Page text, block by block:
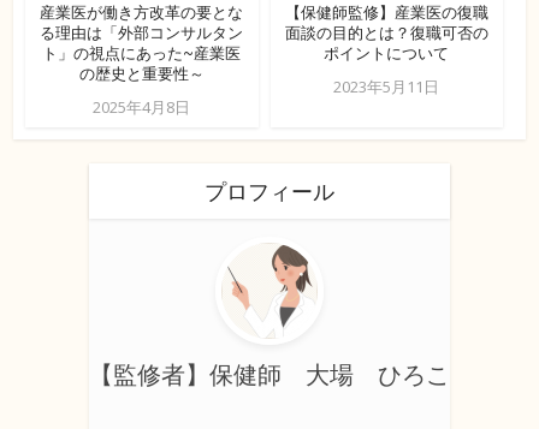
産業医が働き方改革の要とな
る理由は「外部コンサルタン
ト」の視点にあった~産業医
の歴史と重要性～
2025年4月8日
【保健師監修】産業医の復職
面談の目的とは？復職可否の
ポイントについて
2023年5月11日
プロフィール
【監修者】保健師 大場 ひろこ